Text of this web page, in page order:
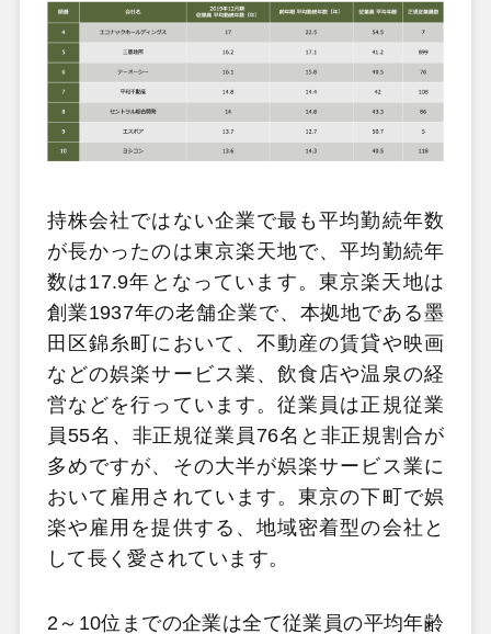
持株会社ではない企業で最も平均勤続年数
が長かったのは東京楽天地で、平均勤続年
数は17.9年となっています。東京楽天地は
創業1937年の老舗企業で、本拠地である墨
田区錦糸町において、不動産の賃貸や映画
などの娯楽サービス業、飲食店や温泉の経
営などを行っています。従業員は正規従業
員55名、非正規従業員76名と非正規割合が
多めですが、その大半が娯楽サービス業に
おいて雇用されています。東京の下町で娯
楽や雇用を提供する、地域密着型の会社と
して長く愛されています。
2～10位までの企業は全て従業員の平均年齢